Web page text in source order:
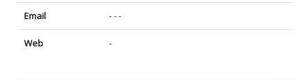
Email - - -
Web -